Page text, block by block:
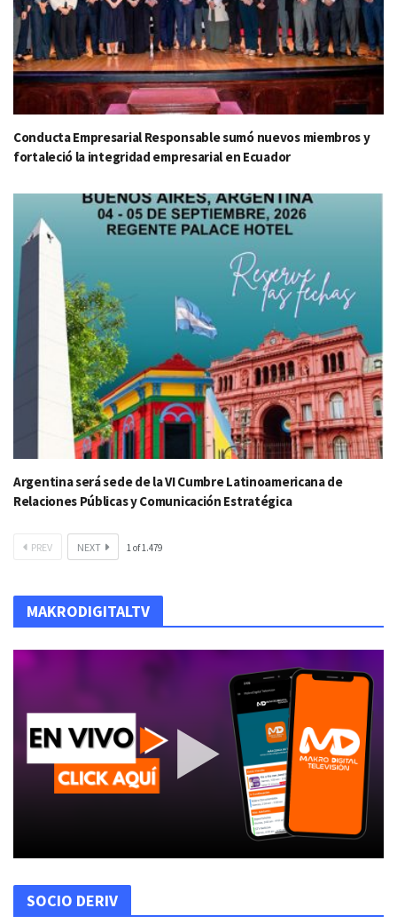
Conducta Empresarial Responsable sumó nuevos miembros y
fortaleció la integridad empresarial en Ecuador
Argentina será sede de la VI Cumbre Latinoamericana de
Relaciones Públicas y Comunicación Estratégica
PREV NEXT 1 of1.479
MAKRODIGITALTV
SOCIO DERIV